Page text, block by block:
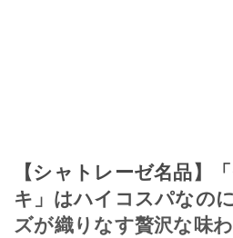
【シャトレーゼ名品】
キ」はハイコスパなの
ズが織りなす贅沢な味